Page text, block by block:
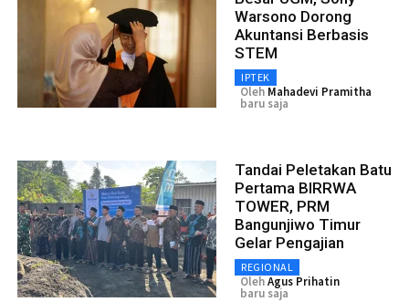
Warsono Dorong
Akuntansi Berbasis
STEM
IPTEK
Oleh Mahadevi Pramitha
baru saja
Tandai Peletakan Batu
Pertama BIRRWA
TOWER, PRM
Bangunjiwo Timur
Gelar Pengajian
REGIONAL
OlehAgus Prihatin
baru saja